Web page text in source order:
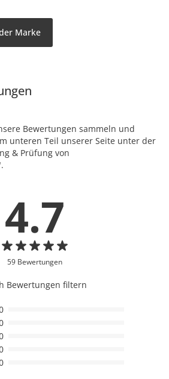
Marke
Bewertungen sammeln und
unteren Teil unserer Seite unter der
& Prüfung von
4.7
59 Bewertungen
Bewertungen filtern